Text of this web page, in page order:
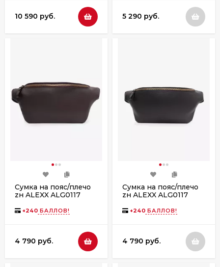
10 590 руб. 5 290 руб.
Сумка на пояс/плечо
zн ALEXX ALG0117
+240 БАЛЛОВ!
4 790 руб.
Сумка на пояс/плечо
zн ALEXX ALG0117
+240 БАЛЛОВ!
4 790 руб.